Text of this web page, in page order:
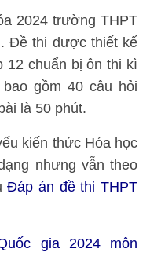
2024 trường THPT
Đề thi được thiết kế
12 chuẩn bị ôn thi kì
gồm 40 câu hỏi
là 50 phút.
kiến thức Hóa học
nhưng vẫn theo
Đáp án đề thi THPT
gia 2024 môn